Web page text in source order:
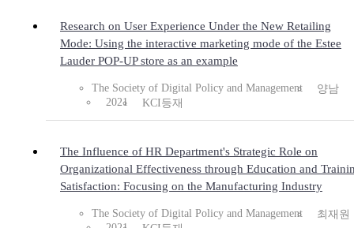
Research on User Experience Under the New Retailing
Mode: Using the interactive marketing mode of the Estee
Lauder POP-UP store as an example
The Society of Digital Policy and Management
양남
2021
KCI등재
The Influence of HR Department's Strategic Role on
Organizational Effectiveness through Education and
Satisfaction: Focusing on the Manufacturing Industry
The Society of Digital Policy and Management
최재원